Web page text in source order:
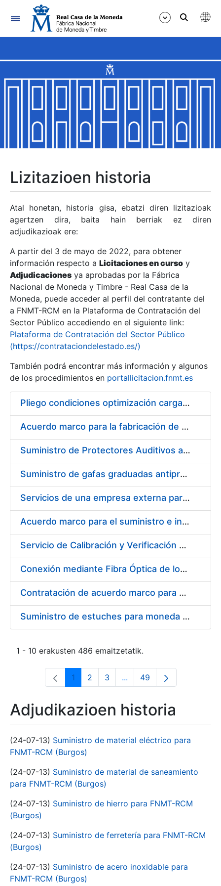
Nabigazioa
Erakutsi/Ezkutatu
Erakutsi/Ezkutatu
Erakutsi/Ezkutatu
Erakutsi/Ezkutatu
Erakutsi/Ezkutatu
Erakutsi/Ezkutatu
Erakutsi/Ezkutatu
Erakutsi/Ezkutatu
Lizitazioen historia
Atal honetan, historia gisa, ebatzi diren lizitazioak
agertzen dira, baita hain berriak ez diren
adjudikazioak ere:
A partir del 3 de mayo de 2022, para obtener
información respecto a Licitaciones en curso y
Adjudicaciones ya aprobadas por la Fábrica
Nacional de Moneda y Timbre - Real Casa de la
Moneda, puede acceder al perfil del contratante del
a FNMT-RCM en la Plataforma de Contratación del
Sector Público accediendo en el siguiente link:
Plataforma de Contratación del Sector Público
(https://contrataciondelestado.es/)
También podrá encontrar más información y algunos
de los procedimientos en portallicitacion.fnmt.es
Pliego condiciones optimización cargas compras firmado
Acuerdo marco para la fabricación de piezas
Suministro de Protectores Auditivos a medida para las personas trabajadoras de los Centros de Trabajo de Madrid y Burgos
Suministro de gafas graduadas antiproyecciones para los trabajadores de la FNMT-RCM en los centros de trabajo de Madrid y Burgos
Servicios de una empresa externa para el asesoramiento y resolución de los recursos de alzada que se presentan relacionados con procesos de selección para la FNMT-RCM
Acuerdo marco para el suministro e instalación de persianas, estores y otros complementos
Servicio de Calibración y Verificación Externa de los Equipos de Medición del Servicio de Prevención de la FNMT-RCM
Conexión mediante Fibra Óptica de los Centros de Proceso de Datos (CPDs) de las sedes de la FNMT-RCM de Burgos y Madrid
Contratación de acuerdo marco para el Suministro de Material de Electricidad para la Fábrica Nacional de Moneda y Timbre-Real Casa de la Moneda en su centro de trabajo de Burgos
Suministro de estuches para moneda de 30 €
1 - 10 erakusten 486 emaitzetatik.
Orrialdea
1 Orrialdea
2 Orrialdea
3 ...Intermediate Pages Use
Orrialdea
49
Adjudikazioen historia
(24-07-13) Suministro de material eléctrico para
FNMT-RCM (Burgos)
(24-07-13) Suministro de material de saneamiento
para FNMT-RCM (Burgos)
(24-07-13) Suministro de hierro para FNMT-RCM
(Burgos)
(24-07-13) Suministro de ferretería para FNMT-RCM
(Burgos)
(24-07-13) Suministro de acero inoxidable para
FNMT-RCM (Burgos)